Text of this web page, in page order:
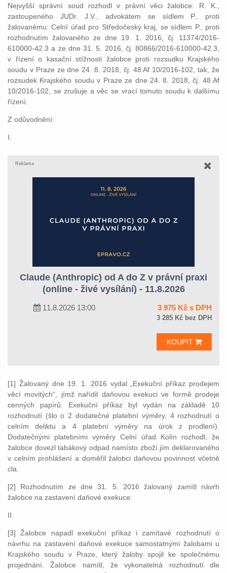
Nejvyšší správní soud rozhodl v právní věci žalobce: R. K.,
zastoupeného JUDr. J.V., advokátem se sídlem P., proti
žalovanému: Celní úřad pro Středočeský kraj, se sídlem P., proti
rozhodnutím žalovaného ze dne 19. 1. 2016, čj. 11374/2016-
610000-42.3 a ze dne 31. 5. 2016, čj. 80866/2016-610000-42.3,
v řízení o kasační stížnosti žalobce proti rozsudku Krajského
soudu v Praze ze dne 24. 8. 2018, čj. 48 Af 10/2016-102, tak, že
rozsudek Krajského soudu v Praze ze dne 24. 8. 2018, čj. 48 Af
10/2016-102, se zrušuje a věc se vrací tomuto soudu k dalšímu
řízení.
Z odůvodnění:
I.
Reklama
Claude (Anthropic) od A do Z v právní praxi
(online - živé vysílání) - 11.8.2026
11.8.2026 13:00 3 975 Kč s DPH
3 285 Kč bez DPH
KOUPIT
[1] Žalovaný dne 19. 1. 2016 vydal „Exekuční příkaz prodejem
věcí movitých“, jímž nařídil daňovou exekuci ve formě prodeje
cenných papírů. Exekuční příkaz byl vydán na základě 10
rozhodnutí (šlo o 2 dodatečné platební výměry, 4 rozhodnutí o
celním deliktu a 4 platební výměry na úrok z prodlení).
Dodatečnými platebními výměry Celní úřad Kolín rozhodl, že
žalobce dovezl tabákový odpad namísto zboží jím deklarovaného
v celním prohlášení a doměřil žalobci daňovou povinnost včetně
cla.
[2] Rozhodnutím ze dne 31. 5. 2016 žalovaný zamítl návrh
žalobce na zastavení daňové exekuce.
II.
[3] Žalobce napadl exekuční příkaz i zamítavé rozhodnutí o
návrhu na zastavení daňové exekuce samostatnými žalobami u
Krajského soudu v Praze, který žaloby spojil ke společnému
projednání. Žalobce namítl, že vykonatelná rozhodnutí dle